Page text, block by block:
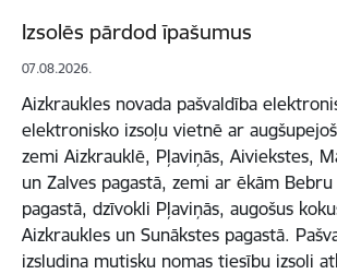
Izsolēs pārdod īpašumus
07.08.2026.
Aizkraukles novada pašvaldība
elektronisko izsoļu vietnē ar
zemi Aizkrauklē, Pļaviņās, Aiviekstes,
un Zalves pagastā, zemi ar ēkām Bebru
pagastā, dzīvokli Pļaviņās, augošus
Aizkraukles un Sunākstes pagastā.
izsludina mutisku nomas tiesību izsoli